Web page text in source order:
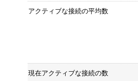
アクティブな接続の平均数
現在アクティブな接続の数